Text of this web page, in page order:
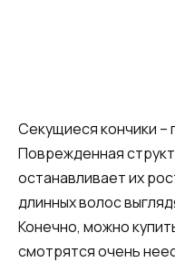
Секущиеся кончики –
Поврежденная
останавливает их
длинных волос
Конечно, можно
смотрятся очень